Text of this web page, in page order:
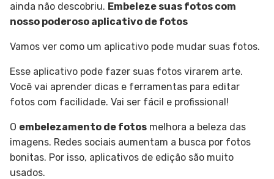
ainda não descobriu. Embeleze suas fotos com
nosso poderoso aplicativo de fotos
Vamos ver como um aplicativo pode mudar suas fotos.
Esse aplicativo pode fazer suas fotos virarem arte.
Você vai aprender dicas e ferramentas para editar
fotos com facilidade. Vai ser fácil e profissional!
O embelezamento de fotos melhora a beleza das
imagens. Redes sociais aumentam a busca por fotos
bonitas. Por isso, aplicativos de edição são muito
usados.